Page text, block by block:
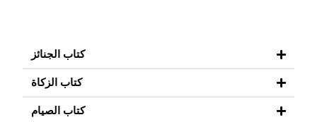
كتاب الجنائز
كتاب الزكاة
كتاب الصيام